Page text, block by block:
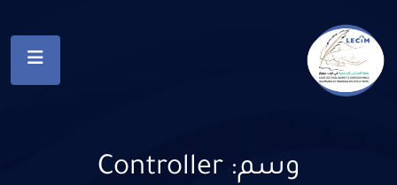
وسم:Controller